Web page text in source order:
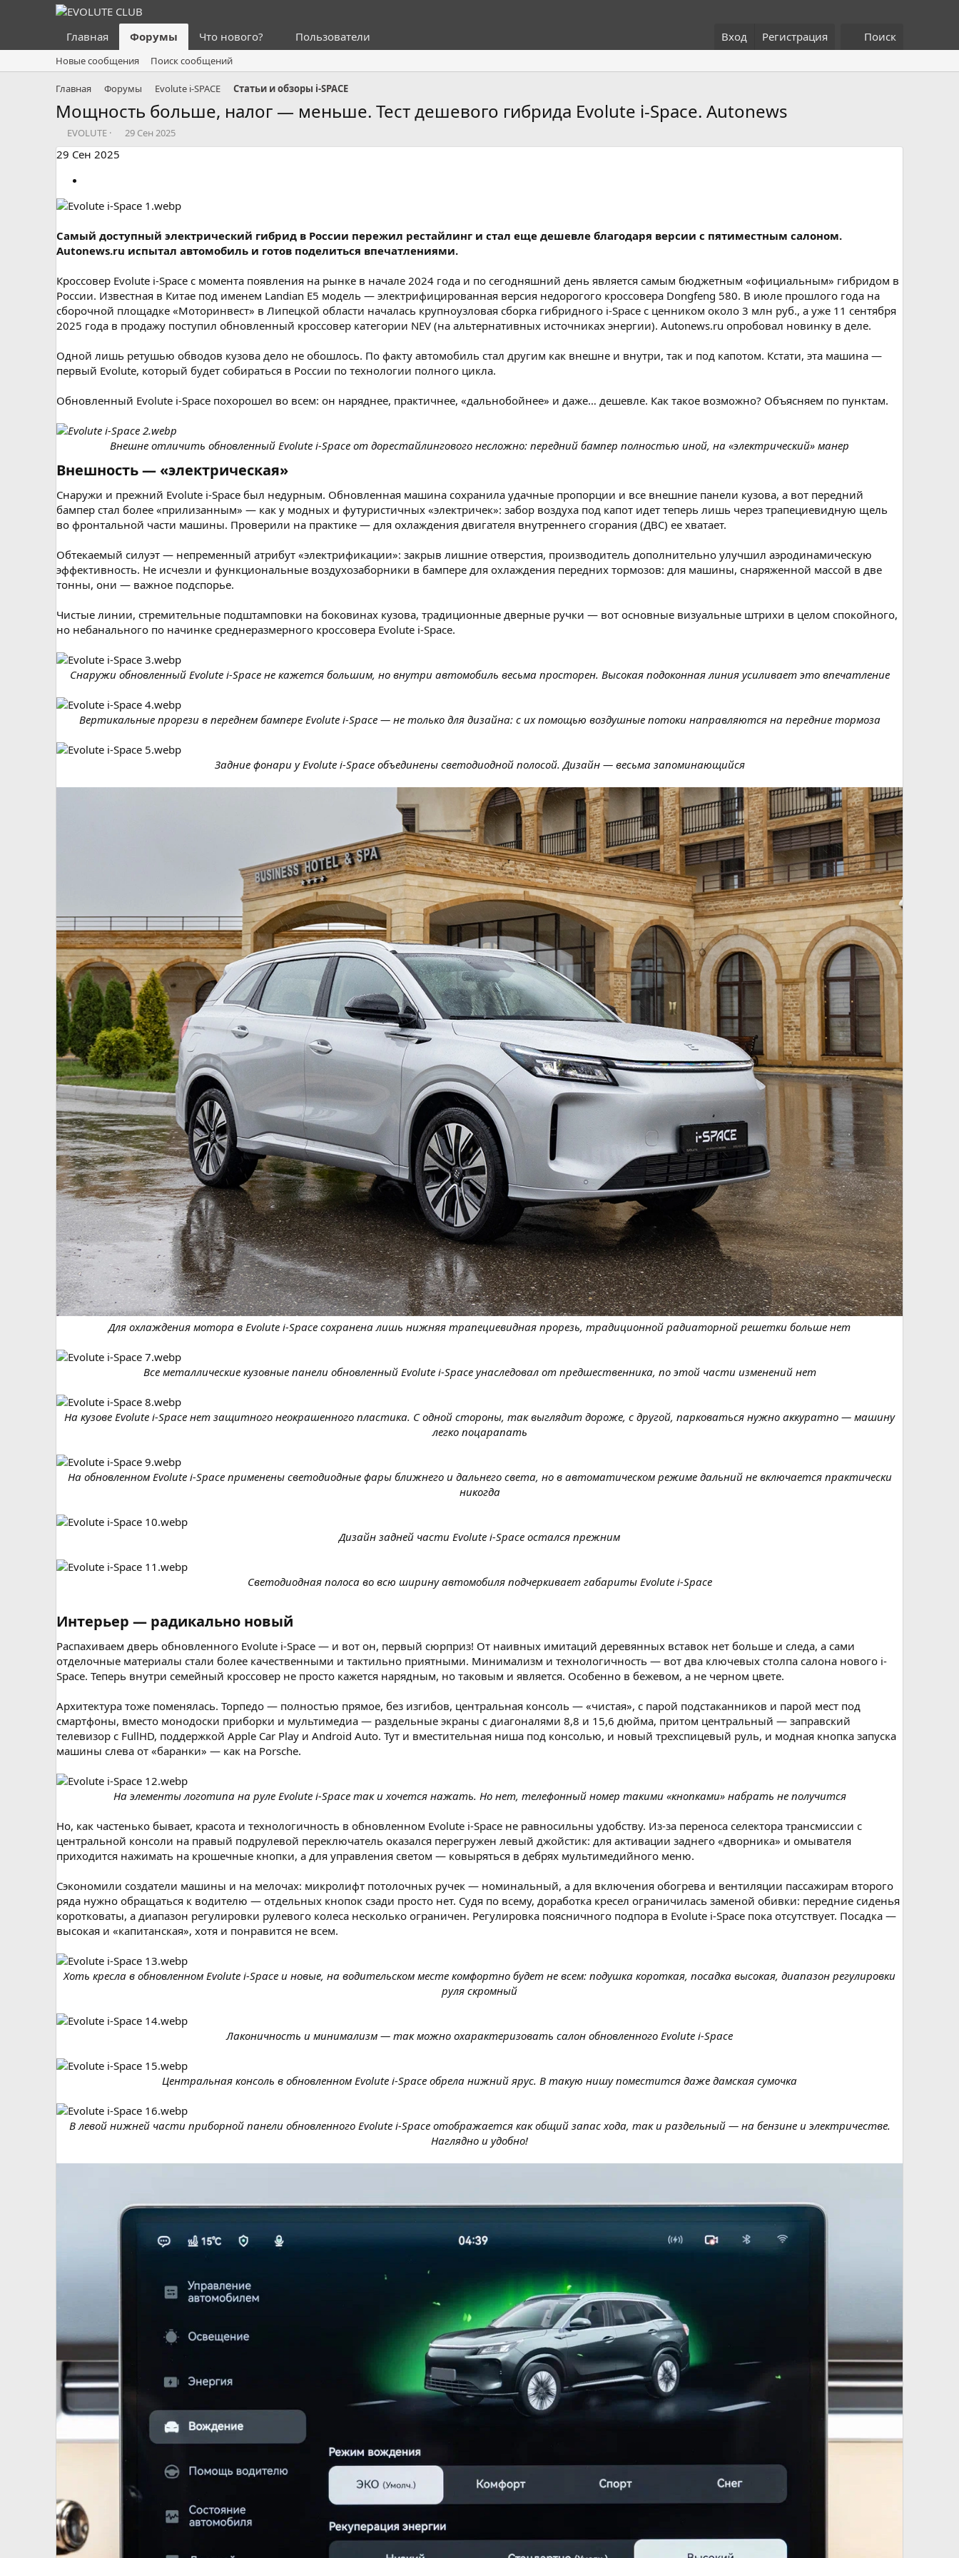
Главная Форумы Что нового? Пользователи Вход Регистрация Поиск
Новые сообщения Поиск сообщений
Главная Форумы Evolute i⁠-⁠SPACE Статьи и обзоры i-SPACE
Мощность больше, налог — меньше. Тест дешевого гибрида Evolute i-Space. Autonews
А
в
т
е
ы
EVOLUTE
Д
а
ч
л
а
29 Сен 2025
29 Сен 2025
Самый доступный электрический гибрид в России пережил рестайлинг и стал еще дешевле благодаря версии с пятиместным салоном.
Autonews.ru испытал автомобиль и готов поделиться впечатлениями.
Кроссовер Evolute i-Space с момента появления на рынке в начале 2024 года и по сегодняшний день является самым бюджетным «официальным» гибридом в
России. Известная в Китае под именем Landian E5 модель — электрифицированная версия недорогого кроссовера Dongfeng 580. В июле прошлого года на
сборочной площадке «Моторинвест» в Липецкой области началась крупноузловая сборка гибридного i-Space с ценником около 3 млн руб., а уже 11 сентября
2025 года в продажу поступил обновленный кроссовер категории NEV (на альтернативных источниках энергии). Autonews.ru опробовал новинку в деле.
Одной лишь ретушью обводов кузова дело не обошлось. По факту автомобиль стал другим как внешне и внутри, так и под капотом. Кстати, эта машина —
первый Evolute, который будет собираться в России по технологии полного цикла.
Обновленный Evolute i-Space похорошел во всем: он наряднее, практичнее, «дальнобойнее» и даже… дешевле. Как такое возможно? Объясняем по пунктам.
Внешне отличить обновленный Evolute i-Space от дорестайлингового несложно: передний бампер полностью иной, на «электрический» манер
Внешность — «электрическая»​
Снаружи и прежний Evolute i-Space был недурным. Обновленная машина сохранила удачные пропорции и все внешние панели кузова, а вот передний
бампер стал более «прилизанным» — как у модных и футуристичных «электричек»: забор воздуха под капот идет теперь лишь через трапециевидную щель
во фронтальной части машины. Проверили на практике — для охлаждения двигателя внутреннего сгорания (ДВС) ее хватает.
Обтекаемый силуэт — непременный атрибут «электрификации»: закрыв лишние отверстия, производитель дополнительно улучшил аэродинамическую
эффективность. Не исчезли и функциональные воздухозаборники в бампере для охлаждения передних тормозов: для машины, снаряженной массой в две
тонны, они — важное подспорье.
Чистые линии, стремительные подштамповки на боковинах кузова, традиционные дверные ручки — вот основные визуальные штрихи в целом спокойного,
но небанального по начинке среднеразмерного кроссовера Evolute i-Space.
Снаружи обновленный Evolute i-Space не кажется большим, но внутри автомобиль весьма просторен. Высокая подоконная линия усиливает это впечатление
Вертикальные прорези в переднем бампере Evolute i-Space — не только для дизайна: с их помощью воздушные потоки направляются на передние тормоза
Задние фонари у Evolute i-Space объединены светодиодной полосой. Дизайн — весьма запоминающийся
Для охлаждения мотора в Evolute i-Space сохранена лишь нижняя трапециевидная прорезь, традиционной радиаторной решетки больше нет
Все металлические кузовные панели обновленный Evolute i-Space унаследовал от предшественника, по этой части изменений нет
На кузове Evolute i-Space нет защитного неокрашенного пластика. С одной стороны, так выглядит дороже, с другой, парковаться нужно аккуратно — машину
легко поцарапать
На обновленном Evolute i-Space применены светодиодные фары ближнего и дальнего света, но в автоматическом режиме дальний не включается практически
никогда
Дизайн задней части Evolute i-Space остался прежним
Светодиодная полоса во всю ширину автомобиля подчеркивает габариты Evolute i-Space
Интерьер — радикально новый​
Распахиваем дверь обновленного Evolute i-Space — и вот он, первый сюрприз! От наивных имитаций деревянных вставок нет больше и следа, а сами
отделочные материалы стали более качественными и тактильно приятными. Минимализм и технологичность — вот два ключевых столпа салона нового i-
Space. Теперь внутри семейный кроссовер не просто кажется нарядным, но таковым и является. Особенно в бежевом, а не черном цвете.
Архитектура тоже поменялась. Торпедо — полностью прямое, без изгибов, центральная консоль — «чистая», с парой подстаканников и парой мест под
смартфоны, вместо монодоски приборки и мультимедиа — раздельные экраны с диагоналями 8,8 и 15,6 дюйма, притом центральный — заправский
телевизор с FullHD, поддержкой Apple Car Play и Android Auto. Тут и вместительная ниша под консолью, и новый трехспицевый руль, и модная кнопка запуска
машины слева от «баранки» — как на Porsche.
На элементы логотипа на руле Evolute i-Space так и хочется нажать. Но нет, телефонный номер такими «кнопками» набрать не получится
Но, как частенько бывает, красота и технологичность в обновленном Evolute i-Space не равносильны удобству. Из-за переноса селектора трансмиссии с
центральной консоли на правый подрулевой переключатель оказался перегружен левый джойстик: для активации заднего «дворника» и омывателя
приходится нажимать на крошечные кнопки, а для управления светом — ковыряться в дебрях мультимедийного меню.
Сэкономили создатели машины и на мелочах: микролифт потолочных ручек — номинальный, а для включения обогрева и вентиляции пассажирам второго
ряда нужно обращаться к водителю — отдельных кнопок сзади просто нет. Судя по всему, доработка кресел ограничилась заменой обивки: передние сиденья
коротковаты, а диапазон регулировки рулевого колеса несколько ограничен. Регулировка поясничного подпора в Evolute i-Space пока отсутствует. Посадка —
высокая и «капитанская», хотя и понравится не всем.
Хоть кресла в обновленном Evolute i-Space и новые, на водительском месте комфортно будет не всем: подушка короткая, посадка высокая, диапазон регулировки
руля скромный
Лаконичность и минимализм — так можно охарактеризовать салон обновленного Evolute i-Space
Центральная консоль в обновленном Evolute i-Space обрела нижний ярус. В такую нишу поместится даже дамская сумочка
В левой нижней части приборной панели обновленного Evolute i-Space отображается как общий запас хода, так и раздельный — на бензине и электричестве.
Наглядно и удобно!